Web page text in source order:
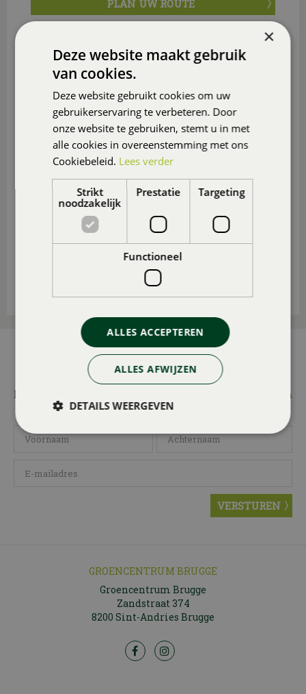
PLAN UW ROUTE
AANMELDEN NIEUWSBRIEF
Wilt u 1x per maand onze nieuwsbrief ontvangen met
leuke acties en promoties? Meld u dan hier aan! Wij slaan
uw gegevens secuur op conform onze
GROENCENTRUM BRUGGE
Groencentrum Brugge
Zandstraat 374
8200 Sint-Andries Brugge
×
Deze website maakt gebruik
van cookies.
Deze website gebruikt cookies om uw
gebruikerservaring te verbeteren. Door
onze website te gebruiken, stemt u in met
alle cookies in overeenstemming met ons
Cookiebeleid. Lees verder
Strikt
noodzakelijk
Prestatie Targeting
Functioneel
ALLES ACCEPTEREN
ALLES AFWIJZEN
DETAILS WEERGEVEN